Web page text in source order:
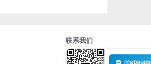
联系我们